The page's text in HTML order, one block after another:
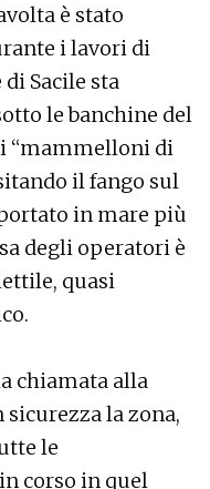
è stato
i lavori di
Sacile sta
le banchine del
“mammelloni di
il fango sul
in mare più
degli operatori è
quasi
chiamata alla
la zona,
le
corso in quel